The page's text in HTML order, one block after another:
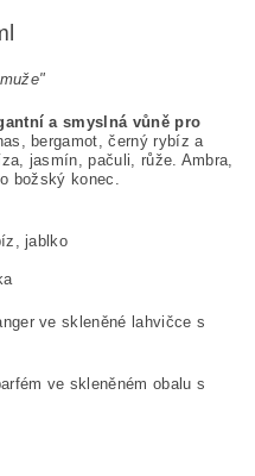
a smyslná vůně pro
bergamot, černý rybíz a
jasmín, pačuli, růže. Ambra,
božský konec.
jablko
ve skleněné lahvičce s
ve skleněném obalu s